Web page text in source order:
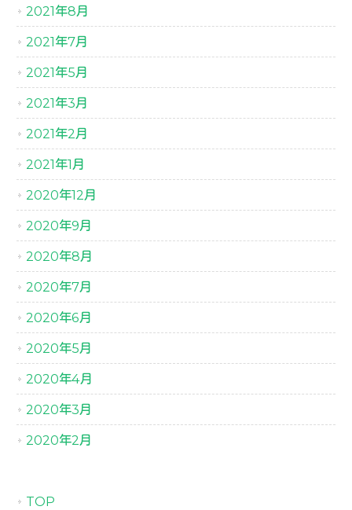
2021年8月
2021年7月
2021年5月
2021年3月
2021年2月
2021年1月
2020年12月
2020年9月
2020年8月
2020年7月
2020年6月
2020年5月
2020年4月
2020年3月
2020年2月
TOP